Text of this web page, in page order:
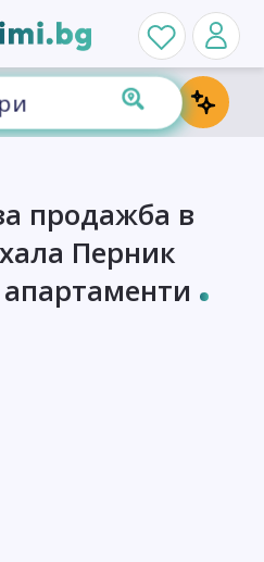
продажба в
Перник